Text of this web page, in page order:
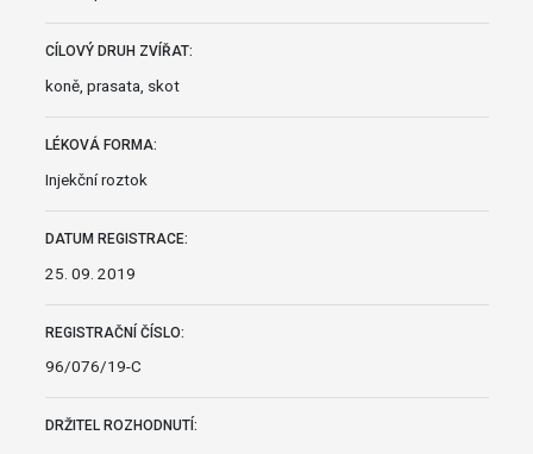
CÍLOVÝ DRUH ZVÍŘAT:
koně, prasata, skot
LÉKOVÁ FORMA:
Injekční roztok
DATUM REGISTRACE:
25. 09. 2019
REGISTRAČNÍ ČÍSLO:
96/076/19-C
DRŽITEL ROZHODNUTÍ: